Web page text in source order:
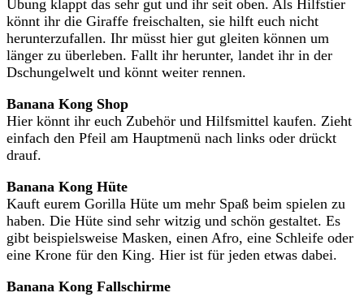
Übung klappt das sehr gut und ihr seit oben. Als Hilfstier
könnt ihr die Giraffe freischalten, sie hilft euch nicht
herunterzufallen. Ihr müsst hier gut gleiten können um
länger zu überleben. Fallt ihr herunter, landet ihr in der
Dschungelwelt und könnt weiter rennen.
Banana Kong Shop
Hier könnt ihr euch Zubehör und Hilfsmittel kaufen. Zieht
einfach den Pfeil am Hauptmenü nach links oder drückt
drauf.
Banana Kong Hüte
Kauft eurem Gorilla Hüte um mehr Spaß beim spielen zu
haben. Die Hüte sind sehr witzig und schön gestaltet. Es
gibt beispielsweise Masken, einen Afro, eine Schleife oder
eine Krone für den King. Hier ist für jeden etwas dabei.
Banana Kong Fallschirme